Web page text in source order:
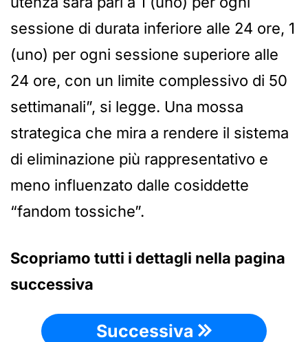
sessione di durata inferiore alle 24 ore, 1
(uno) per ogni sessione superiore alle
24 ore, con un limite complessivo di 50
settimanali”, si legge. Una mossa
strategica che mira a rendere il sistema
di eliminazione più rappresentativo e
meno influenzato dalle cosiddette
“fandom tossiche”.
Scopriamo tutti i dettagli nella pagina
successiva
Successiva